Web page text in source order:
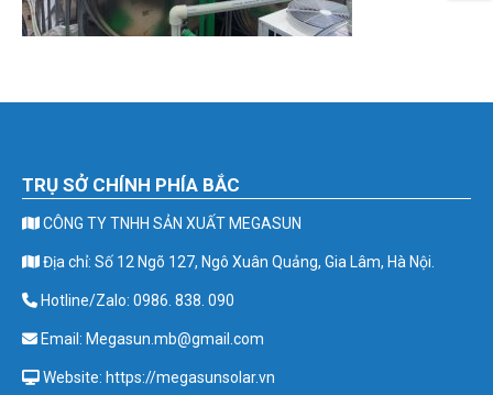
TRỤ SỞ CHÍNH PHÍA BẮC
CÔNG TY TNHH SẢN XUẤT MEGASUN
Địa chỉ: Số 12 Ngõ 127, Ngô Xuân Quảng, Gia Lâm, Hà Nội.
Hotline/Zalo: 0986. 838. 090
Email: Megasun.mb@gmail.com
Website: https://megasunsolar.vn